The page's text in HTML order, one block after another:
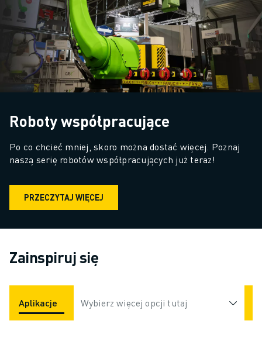
Roboty współpracujące
Po co chcieć mniej, skoro można dostać więcej. Poznaj
naszą serię robotów współpracujących już teraz!
PRZECZYTAJ WIĘCEJ
Zainspiruj się
Aplikacje Branże
Wybierz więcej opcji tutaj